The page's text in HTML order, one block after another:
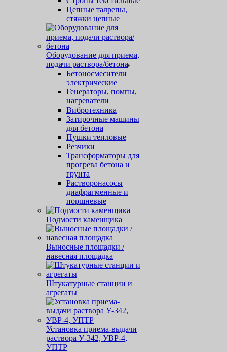
Цепные талрепы,
стяжки цепные
Оборудование для приема,
подачи раствора/бетона
Бетоносмесители
электрические
Генераторы, помпы,
нагреватели
Вибротехника
Затирочные машины
для бетона
Пушки тепловые
Резчики
Трансформаторы для
прогрева бетона и
грунта
Растворонасосы
диафрагменные и
поршневые
Подмости каменщика
Выносные площадки /
навесная площадка
Штукатурные станции и
агрегаты
Установка приема-выдачи
раствора У-342, УВР-4,
УПТР